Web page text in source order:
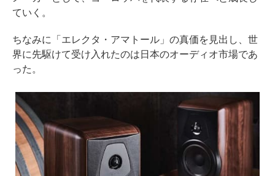
ていく。
ちなみに「エレクタ・アマトール」の真価を見出し、世
界に先駆けて受け入れたのは日本のオーディオ市場であ
った。